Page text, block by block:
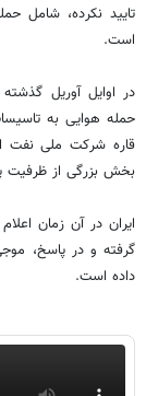
تایید نکرده، شامل
است.
در اوایل آوریل
حمله هوایی به
قاره شرکت ملی نفت
بخش بزرگی از ظرفیت
ایران در آن زمان
گرفته و در پاسخ،
داده است.